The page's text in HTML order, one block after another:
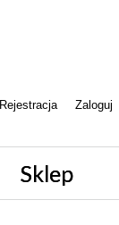
Rejestracja Zaloguj
Sklep